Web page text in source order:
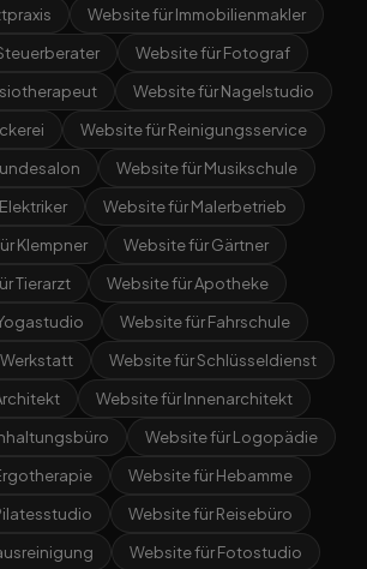
Website für Immobilienmakler
Website für Fotograf
Website für Nagelstudio
Website für Reinigungsservice
Website für Musikschule
Website für Malerbetrieb
Klempner
Website für Gärtner
Tierarzt
Website für Apotheke
Website für Fahrschule
Website für Schlüsseldienst
Website für Innenarchitekt
Website für Logopädie
Website für Hebamme
Website für Reisebüro
Website für Fotostudio